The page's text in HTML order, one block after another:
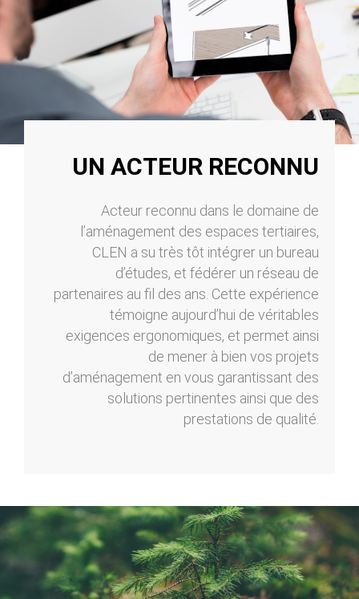
UN ACTEUR RECONNU
Acteur reconnu dans le domaine de
l’aménagement des espaces tertiaires,
CLEN a su très tôt intégrer un bureau
d’études, et fédérer un réseau de
partenaires au fil des ans. Cette expérience
témoigne aujourd’hui de véritables
exigences ergonomiques, et permet ainsi
de mener à bien vos projets
d’aménagement en vous garantissant des
solutions pertinentes ainsi que des
prestations de qualité.